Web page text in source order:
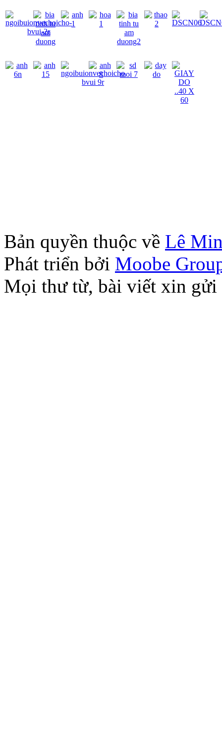
Bản quyền thuộc về Lê
Phát triển bởi Moobe
Mọi thư từ, bài viết xin gửi